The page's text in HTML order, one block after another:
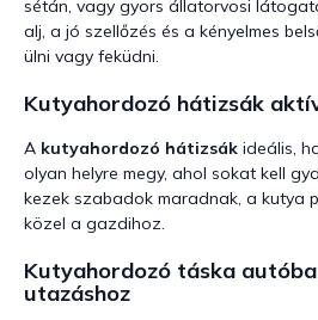
sétán, vagy gyors állatorvosi
alj, a jó szellőzés és a kényelmes
ülni vagy feküdni.
Kutyahordozó hátizsák
A kutyahordozó hátizsák ideális,
olyan helyre megy, ahol sokat kell
kezek szabadok maradnak, a kutya
közel a gazdihoz.
Kutyahordozó táska
utazáshoz